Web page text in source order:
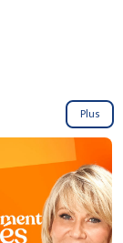
Plus